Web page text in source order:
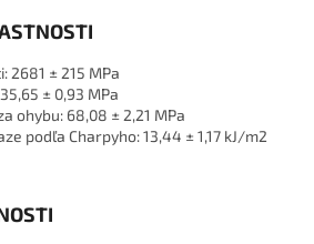
2681 ± 215 MPa
± 0,93 MPa
ohybu: 68,08 ± 2,21 MPa
podľa Charpyho: 13,44 ± 1,17 kJ/m2